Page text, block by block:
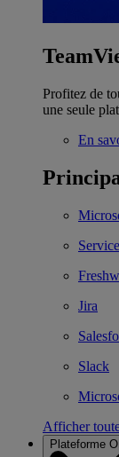
Profitez de
une seule
En
Jira
Slack
Afficher
Plateforme